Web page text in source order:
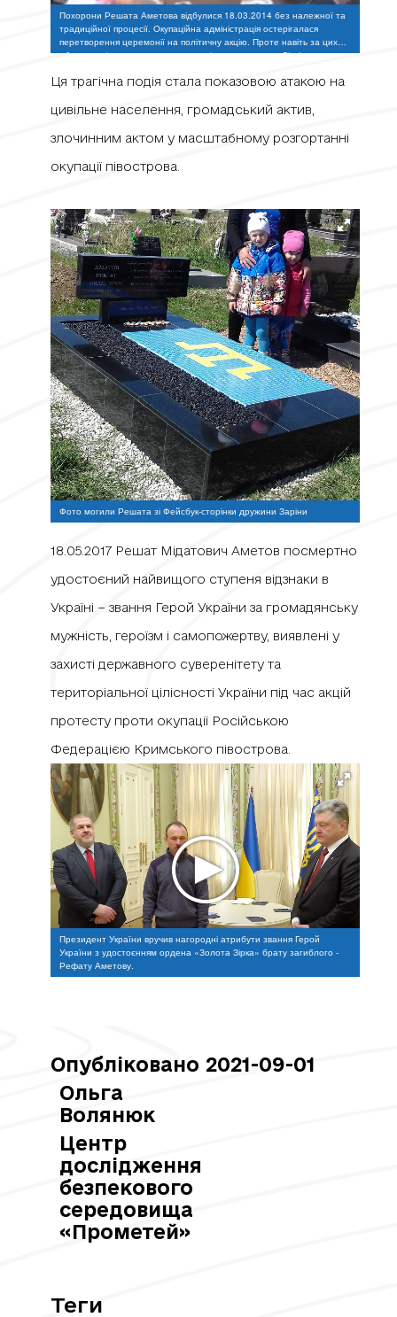
Похорони Решата Аметова відбулися 18.03.2014 без належної та
традиційної процесії. Окупаційна адміністрація остерігалася
перетворення церемонії на політичну акцію. Проте навіть за цих
обставин віддати шану герою на міське кладовище Сімферополя
Ця трагічна подія стала показовою атакою на
цивільне населення, громадський актив,
злочинним актом у масштабному розгортанні
окупації півострова.
Фото могили Решата зі Фейсбук-сторінки дружини Заріни
18.05.2017 Решат Мідатович Аметов посмертно
удостоєний найвищого ступеня відзнаки в
Україні − звання Герой України за громадянську
мужність, героїзм і самопожертву, виявлені у
захисті державного суверенітету та
територіальної цілісності України під час акцій
протесту проти окупації Російською
Федерацією Кримського півострова.
Президент України вручив нагородні атрибути звання Герой
України з удостоєнням ордена «Золота Зірка» брату загиблого -
Рефату Аметову.
Опубліковано 2021-09-01
Ольга
Волянюк
Центр
дослідження
безпекового
середовища
«Прометей»
Теги